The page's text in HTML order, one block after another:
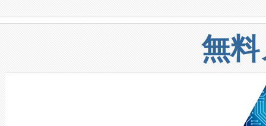
構造化トレーニングカリキュ
上げおよび商用化段階におけ
設備整備および立ち上げ調整
加組織は、Enzeneのバイオ
選定された製品について、自
安全性を追跡し、確保する事
増加しているデータセンター
る電力網に大きな負担をかけ
事業者の負担軽減という課題
系統連系を迅速にし、ピーク
や穀物倉庫におけるバルク材
リューション「Avia 2」を発
したAvia 2は、1,000メート
狭視野のFOVを切り替えるこ
ケーブル、枝などの細かな対
無